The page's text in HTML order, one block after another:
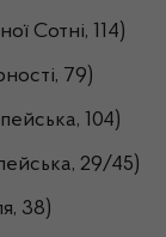
Сотні, 114)
79)
104)
29/45)
38)